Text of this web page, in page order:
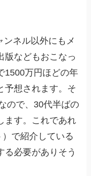
ンネル以外にもメ
版などもおこなっ
1500万円ほどの年
予想されます。そ
ので、30代半ばの
ます。これであれ
）で紹介している
る必要がありそう